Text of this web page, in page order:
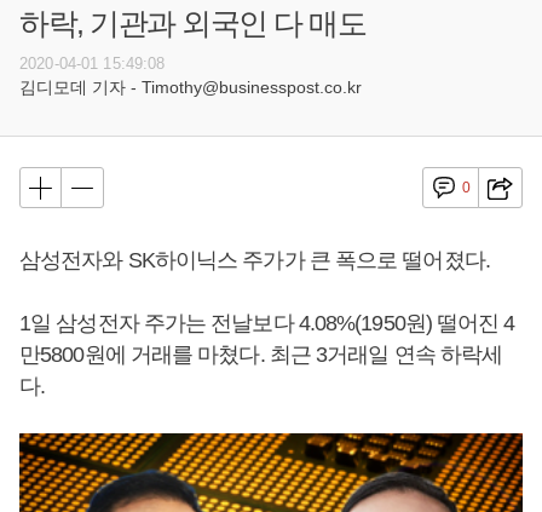
하락, 기관과 외국인 다 매도
2020-04-01 15:49:08
김디모데 기자 - Timothy@businesspost.co.kr
0
삼성전자와 SK하이닉스 주가가 큰 폭으로 떨어졌다.
1일 삼성전자 주가는 전날보다 4.08%(1950원) 떨어진 4
만5800원에 거래를 마쳤다. 최근 3거래일 연속 하락세
다.